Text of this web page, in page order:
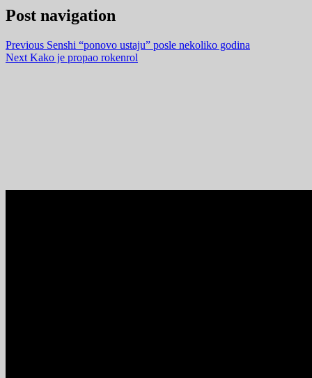
Post navigation
Previous Senshi “ponovo ustaju” posle nekoliko godina
Next Kako je propao rokenrol